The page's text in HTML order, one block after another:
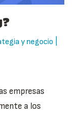
y negocio
empresas
a los